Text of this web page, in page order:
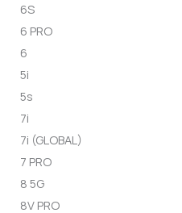
6S
6 PRO
6
5i
5s
7i
7i (GLOBAL)
7 PRO
8 5G
8V PRO